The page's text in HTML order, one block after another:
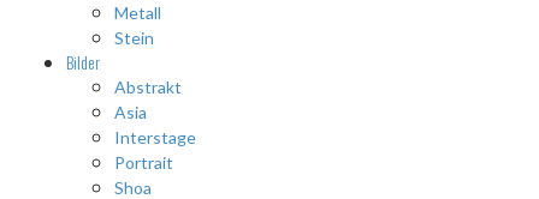
Metall
Stein
Bilder
Abstrakt
Asia
Interstage
Portrait
Shoa